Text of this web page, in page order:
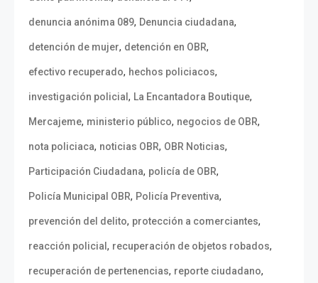
denuncia anónima 089, Denuncia ciudadana,
detención de mujer, detención en OBR,
efectivo recuperado, hechos policiacos,
investigación policial , La Encantadora Boutique,
Mercajeme, ministerio público, negocios de OBR,
nota policiaca, noticias OBR, OBR Noticias,
Participación Ciudadana, policía de OBR,
Policía Municipal OBR, Policía Preventiva,
prevención del delito, protección a comerciantes,
reacción policial , recuperación de objetos robados,
recuperación de pertenencias, reporte ciudadano,